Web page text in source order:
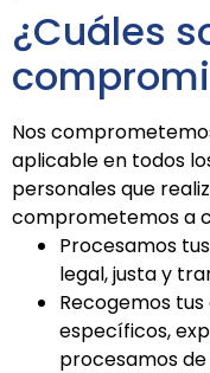
¿Cuáles
Nos
aplicable en todos
personales que
comprometemos a
Procesamos
legal, justa y
Recogemos
específicos,
procesamos